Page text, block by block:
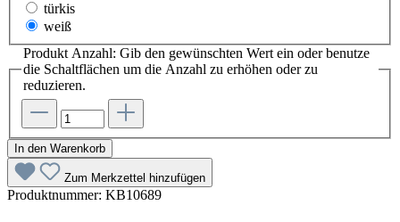
türkis
weiß
Produkt Anzahl: Gib den gewünschten Wert ein oder benutze
die Schaltflächen um die Anzahl zu erhöhen oder zu
reduzieren.
In den Warenkorb
Zum Merkzettel hinzufügen
Produktnummer: KB10689